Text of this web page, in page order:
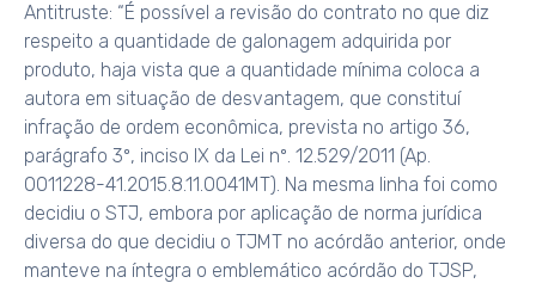
Antitruste: “É possível a revisão do contrato no que diz
respeito a quantidade de galonagem adquirida por
produto, haja vista que a quantidade mínima coloca a
autora em situação de desvantagem, que constituí
infração de ordem econômica, prevista no artigo 36,
parágrafo 3º, inciso IX da Lei nº. 12.529/2011 (Ap.
0011228-41.2015.8.11.0041MT). Na mesma linha foi como
decidiu o STJ, embora por aplicação de norma jurídica
diversa do que decidiu o TJMT no acórdão anterior, onde
manteve na íntegra o emblemático acórdão do TJSP,